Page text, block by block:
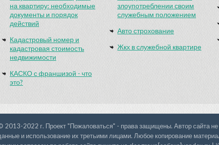
на квартиру: необходимые
документы и порядок
действий
Кадастровый номер и
кадастровая стоимость
недвижимости
КАСКО с франшизой - что
это?
злоупотреблении своим
служебным положением
Авто строхование
Жкх в служебной квартире
2013-2022 г. Проект "Пожаловаться" - права защищены. Автор сайта не
и использование их третьими лицами. Любое копирование